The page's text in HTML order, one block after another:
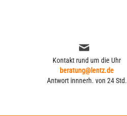
Kontakt rund um die Uhr
beratung@lentz.de
Antwort innnerh. von 24 Std.